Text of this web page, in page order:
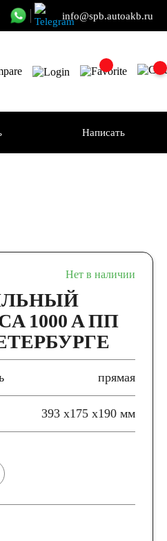
info@spb.autoakb.ru
Написать
Нет в наличии
1000 A ПП
прямая
393 x175 x190 мм